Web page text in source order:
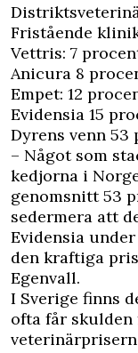
Fristående
Vettris: 7
Anicura 8
Empet: 12
Evidensia 15
Dyrens venn 53
– Något som
kedjorna i
genomsnitt 53
sedermera att
Evidensia
den kraftiga
Egenvall.
I Sverige finns
ofta får skulden